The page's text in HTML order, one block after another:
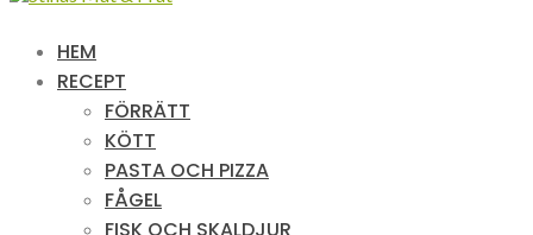
HEM
RECEPT
FÖRRÄTT
KÖTT
PASTA OCH PIZZA
FÅGEL